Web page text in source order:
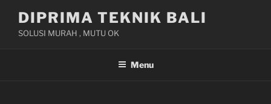
content
DIPRIMA TEKNIK BALI
SOLUSI MURAH , MUTU OK
Menu